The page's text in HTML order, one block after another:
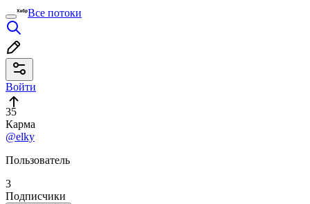
Все потоки
Войти
35
Карма
@elky
Пользователь
3
Подписчики